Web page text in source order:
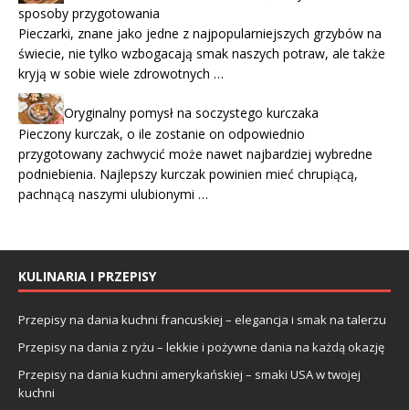
sposoby przygotowania
Pieczarki, znane jako jedne z najpopularniejszych grzybów na
świecie, nie tylko wzbogacają smak naszych potraw, ale także
kryją w sobie wiele zdrowotnych …
Oryginalny pomysł na soczystego kurczaka
Pieczony kurczak, o ile zostanie on odpowiednio
przygotowany zachwycić może nawet najbardziej wybredne
podniebienia. Najlepszy kurczak powinien mieć chrupiącą,
pachnącą naszymi ulubionymi …
KULINARIA I PRZEPISY
Przepisy na dania kuchni francuskiej – elegancja i smak na talerzu
Przepisy na dania z ryżu – lekkie i pożywne dania na każdą okazję
Przepisy na dania kuchni amerykańskiej – smaki USA w twojej
kuchni